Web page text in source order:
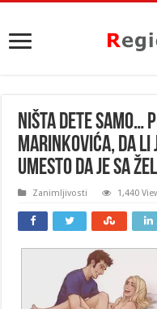
NIŠTA DETE
Marinkovića, da li
umesto da je sa
Zanimljivosti 1,440